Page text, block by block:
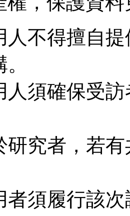
人不得擅自
人須確保受
研究者，若
者須履行該